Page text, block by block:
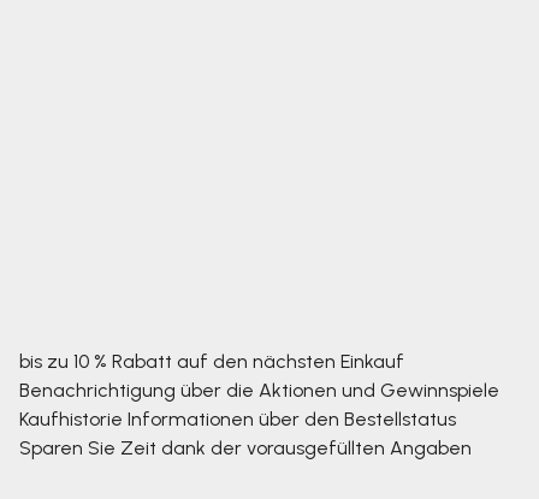
bis zu 10 % Rabatt auf den nächsten Einkauf
Benachrichtigung über die Aktionen und Gewinnspiele
Kaufhistorie Informationen über den Bestellstatus
Sparen Sie Zeit dank der vorausgefüllten Angaben